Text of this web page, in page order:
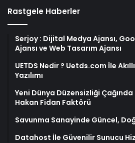
Rastgele Haberler
Serjoy : Dijital Medya Ajansı,
Ajansı ve Web Tasarım Ajansı
UETDS Nedir ? Uetds.com İle
Yazılımı
Yeni Dünya Düzensizliği Çağında
Hakan Fidan Faktörü
Savunma Sanayinde Güncel,
Datahost İle Güvenilir Sunucu